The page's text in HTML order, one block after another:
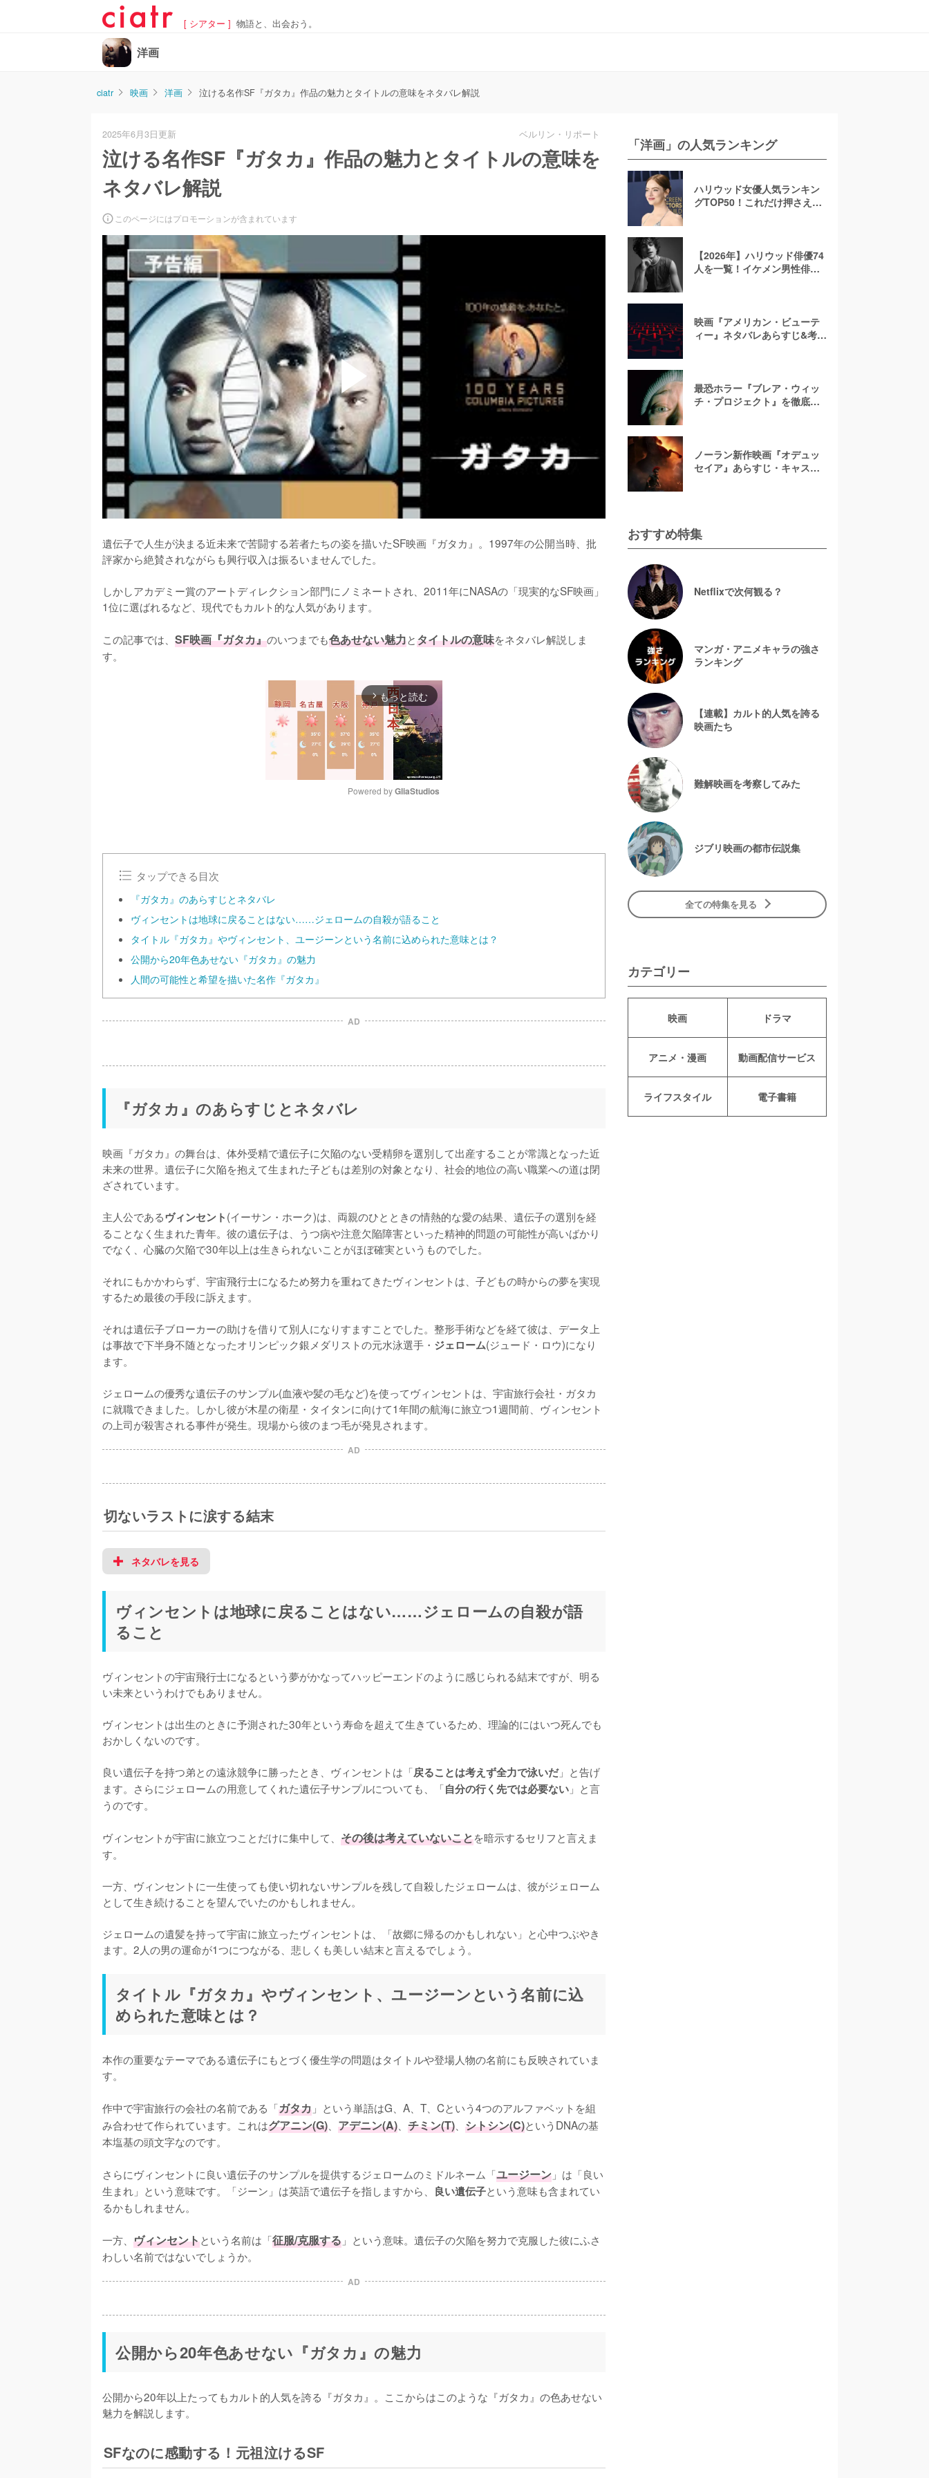
[ シアター ] 物語と、出会おう。
洋画
ciatr 映画 洋画 泣ける名作SF『ガタカ』作品の魅力とタイトルの意味をネタバレ解説
2025年6月3日更新 ベルリン・リポート
泣ける名作SF『ガタカ』作品の魅力とタイトルの意味を
ネタバレ解説
このページにはプロモーションが含まれています
遺伝子で人生が決まる近未来で苦闘する若者たちの姿を描いたSF映画『ガタカ』。1997年の公開当時、批
評家から絶賛されながらも興行収入は振るいませんでした。
しかしアカデミー賞のアートディレクション部門にノミネートされ、2011年にNASAの「現実的なSF映画」
1位に選ばれるなど、現代でもカルト的な人気があります。
この記事では、 SF映画『ガタカ』のいつまでも色あせない魅力とタイトルの意味をネタバレ解説しま
す。
arrow_forward_ios もっと読む
Powered by GliaStudios
タップできる目次
『ガタカ』のあらすじとネタバレ
ヴィンセントは地球に戻ることはない……ジェロームの自殺が語ること
タイトル『ガタカ』やヴィンセント、ユージーンという名前に込められた意味とは？
公開から20年色あせない『ガタカ』の魅力
人間の可能性と希望を描いた名作『ガタカ』
AD
『ガタカ』のあらすじとネタバレ
映画『ガタカ』の舞台は、体外受精で遺伝子に欠陥のない受精卵を選別して出産することが常識となった近
未来の世界。遺伝子に欠陥を抱えて生まれた子どもは差別の対象となり、社会的地位の高い職業への道は閉
ざされています。
主人公であるヴィンセント(イーサン・ホーク)は、両親のひとときの情熱的な愛の結果、遺伝子の選別を経
ることなく生まれた青年。彼の遺伝子は、うつ病や注意欠陥障害といった精神的問題の可能性が高いばかり
でなく、心臓の欠陥で30年以上は生きられないことがほぼ確実というものでした。
それにもかかわらず、宇宙飛行士になるため努力を重ねてきたヴィンセントは、子どもの時からの夢を実現
するため最後の手段に訴えます。
それは遺伝子ブローカーの助けを借りて別人になりすますことでした。整形手術などを経て彼は、データ上
は事故で下半身不随となったオリンピック銀メダリストの元水泳選手・ ジェローム(ジュード・ロウ)になり
ます。
ジェロームの優秀な遺伝子のサンプル(血液や髪の毛など)を使ってヴィンセントは、宇宙旅行会社・ガタカ
に就職できました。しかし彼が木星の衛星・タイタンに向けて1年間の航海に旅立つ1週間前、ヴィンセント
の上司が殺害される事件が発生。現場から彼のまつ毛が発見されます。
AD
切ないラストに涙する結末
ネタバレを見る
ヴィンセントは地球に戻ることはない……ジェロームの自殺が語
ること
ヴィンセントの宇宙飛行士になるという夢がかなってハッピーエンドのように感じられる結末ですが、明る
い未来というわけでもありません。
ヴィンセントは出生のときに予測された30年という寿命を超えて生きているため、理論的にはいつ死んでも
おかしくないのです。
良い遺伝子を持つ弟との遠泳競争に勝ったとき、ヴィンセントは「戻ることは考えず全力で泳いだ」と告げ
ます。さらにジェロームの用意してくれた遺伝子サンプルについても、「自分の行く先では必要ない 」と言
うのです。
ヴィンセントが宇宙に旅立つことだけに集中して、 その後は考えていないことを暗示するセリフと言えま
す。
一方、ヴィンセントに一生使っても使い切れないサンプルを残して自殺したジェロームは、彼がジェローム
として生き続けることを望んでいたのかもしれません。
ジェロームの遺髪を持って宇宙に旅立ったヴィンセントは、「故郷に帰るのかもしれない」と心中つぶやき
ます。2人の男の運命が1つにつながる、悲しくも美しい結末と言えるでしょう。
タイトル『ガタカ』やヴィンセント、ユージーンという名前に込
められた意味とは？
本作の重要なテーマである遺伝子にもとづく優生学の問題はタイトルや登場人物の名前にも反映されていま
す。
作中で宇宙旅行の会社の名前である「ガタカ 」という単語はG、A、T、Cという4つのアルファベットを組
み合わせて作られています。これはグアニン(G) アデニン(A) チミン(T) シトシン(C)というDNAの基
本塩基の頭文字なのです。
さらにヴィンセントに良い遺伝子のサンプルを提供するジェロームのミドルネーム「ユージーン 」は「良い
生まれ」という意味です。「ジーン」は英語で遺伝子を指しますから、 良い遺伝子という意味も含まれてい
るかもしれません。
一方、 ヴィンセントという名前は「征服/克服する 」という意味。遺伝子の欠陥を努力で克服した彼にふさ
わしい名前ではないでしょうか。
AD
公開から20年色あせない『ガタカ』の魅力
公開から20年以上たってもカルト的人気を誇る『ガタカ』。ここからはこのような『ガタカ』の色あせない
魅力を解説します。
SFなのに感動する！元祖泣けるSF
「洋画」の人気ランキング
ハリウッド女優人気ランキン
グTOP50！これだけ押さえれ
【2026年】ハリウッド俳優74
人を一覧！イケメン男性俳優
映画『アメリカン・ビューテ
ィー』ネタバレあらすじ&考
最恐ホラー『ブレア・ウィッ
チ・プロジェクト』を徹底紹
ノーラン新作映画『オデュッ
セイア』あらすじ・キャスト
おすすめ特集
Netflixで次何観る？
マンガ・アニメキャラの強さ
ランキング
【連載】カルト的人気を誇る
映画たち
難解映画を考察してみた
ジブリ映画の都市伝説集
全ての特集を見る
カテゴリー
映画 ドラマ
アニメ・漫画 動画配信サービス
ライフスタイル 電子書籍